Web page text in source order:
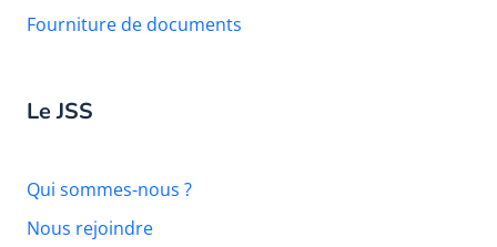
Fourniture de documents
Le JSS
Qui sommes-nous ?
Nous rejoindre